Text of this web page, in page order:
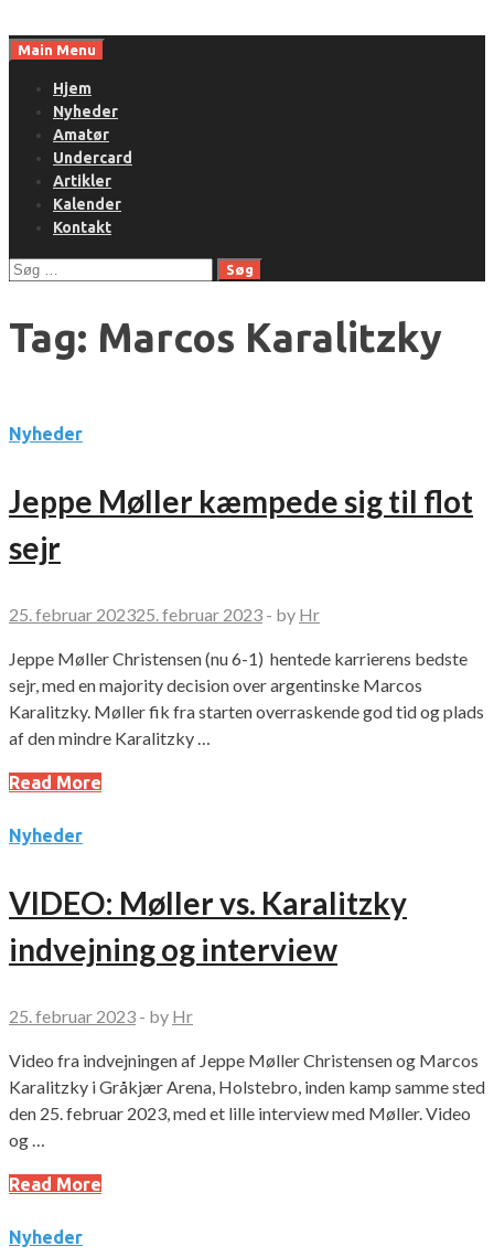
toMain Menu
Hjem
Nyheder
Amatør
Undercard
Artikler
Kalender
Kontakt
Søg
Tag: Marcos Karalitzky
Nyheder
Jeppe Møller kæmpede sig til flot
sejr
25. februar 202325. februar 2023 - by Hr
Jeppe Møller Christensen (nu 6-1) hentede karrierens bedste
sejr, med en majority decision over argentinske Marcos
Karalitzky. Møller fik fra starten overraskende god tid og plads
af den mindre Karalitzky …
Read More
Nyheder
VIDEO: Møller vs. Karalitzky
indvejning og interview
25. februar 2023 - by Hr
Video fra indvejningen af Jeppe Møller Christensen og Marcos
Karalitzky i Gråkjær Arena, Holstebro, inden kamp samme sted
den 25. februar 2023, med et lille interview med Møller. Video
og …
Read More
Nyheder